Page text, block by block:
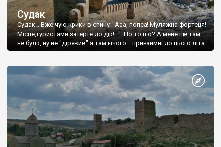
Судак
Судак... Вже чую крики в спину: "Ааа, попса! Муляжна фортеця!
Місце,туристами затерте до дір!..." Но то шо? А мене ще там
не було, ну не "дірявив" я там нічого... принаймні до цього літа.